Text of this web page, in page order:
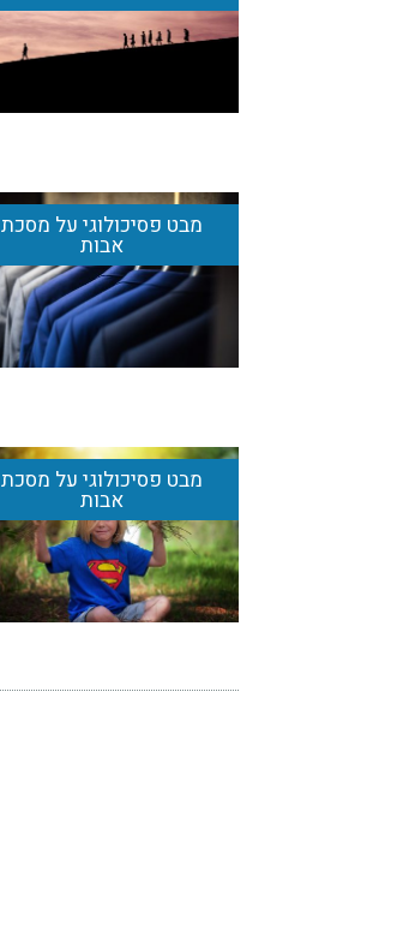
מבט פסיכולוגי על מסכת
אבות
מבט פסיכולוגי על מסכת
אבות